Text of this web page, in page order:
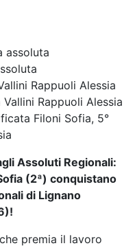
assoluta
Rappuoli Alessia
Rappuoli Alessia
Filoni Sofia, 5°
Assoluti Regionali:
(2ª) conquistano
di Lignano
premia il lavoro